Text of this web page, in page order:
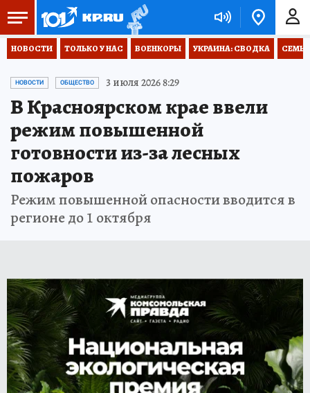
НОВОСТИ ТОЛЬКО У НАС ВОЕНКОРЫ УКРАИНА: СВОДКА
НОВОСТИ ОБЩЕСТВО 3 июля 2026 8:29
В Красноярском крае ввели
режим повышенной
готовности из-за лесных
пожаров
Режим повышенной опасности вводится в
регионе до 1 октября